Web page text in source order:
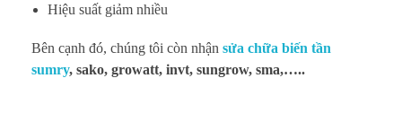
Hiệu suất giảm nhiều
Bên cạnh đó, chúng tôi còn nhận sửa chữa biến tần
sumry, sako, growatt, invt, sungrow, sma,…..